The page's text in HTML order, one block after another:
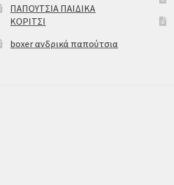
ΠΑΠΟΥΤΣΙΑ ΠΑΙΔΙΚΑ
ΚΟΡΙΤΣΙ
boxer ανδρικά παπούτσια